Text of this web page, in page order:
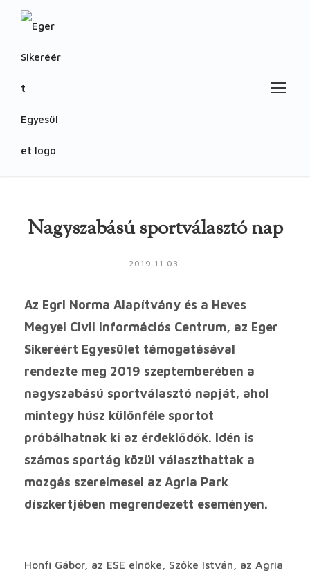
Nagyszabású sportválasztó nap
2019.11.03.
Az Egri Norma Alapítvány és a Heves
Megyei Civil Információs Centrum, az Eger
Sikeréért Egyesület támogatásával
rendezte meg 2019 szeptemberében a
nagyszabású sportválasztó napját, ahol
mintegy húsz különféle sportot
próbálhatnak ki az érdeklődők. Idén is
számos sportág közül választhattak a
mozgás szerelmesei az Agria Park
díszkertjében megrendezett eseményen.
Honfi Gábor, az ESE elnöke, Szőke István, az Agria